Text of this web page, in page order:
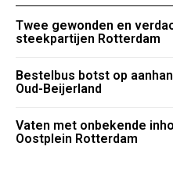
Twee gewonden en
steekpartijen Rotterdam
Bestelbus botst op
Oud-Beijerland
Vaten met onbekende
Oostplein Rotterdam